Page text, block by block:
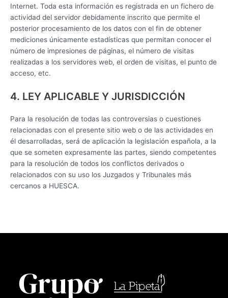
Internet. Toda esta información es registrada en un fichero de
actividad del servidor debidamente inscrito que permite el
posterior procesamiento de los datos con el fin de obtener
mediciones únicamente estadísticas que permitan conocer el
número de impresiones de páginas, el número de visitas
realizadas a los servidores web, el orden de visitas, el punto de
acceso, etc.
4. LEY APLICABLE Y JURISDICCIÓN
Para la resolución de todas las controversias o cuestiones
relacionadas con el presente sitio web o de las actividades en
él desarrolladas, será de aplicación la legislación española, a la
que se someten expresamente las partes, siendo competentes
para la resolución de todos los conflictos derivados o
relacionados con su uso los Juzgados y Tribunales más
cercanos a HUESCA.